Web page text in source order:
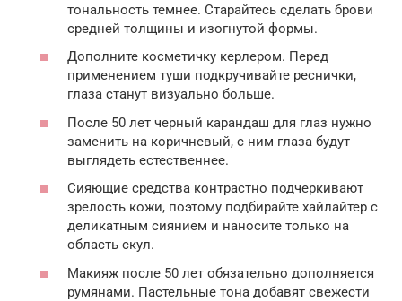
тональность темнее. Старайтесь сделать брови
средней толщины и изогнутой формы.
Дополните косметичку керлером. Перед
применением туши подкручивайте реснички,
глаза станут визуально больше.
После 50 лет черный карандаш для глаз нужно
заменить на коричневый, с ним глаза будут
выглядеть естественнее.
Сияющие средства контрастно подчеркивают
зрелость кожи, поэтому подбирайте хайлайтер с
деликатным сиянием и наносите только на
область скул.
Макияж после 50 лет обязательно дополняется
румянами. Пастельные тона добавят свежести